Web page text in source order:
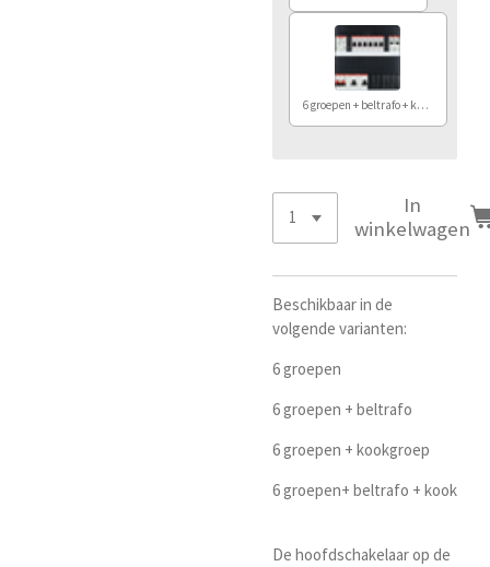
6 groepen + beltrafo + kookgroep
In
winkelwagen
Beschikbaar in de
volgende varianten:
6 groepen
6 groepen + beltrafo
6 groepen + kookgroep
6 groepen+ beltrafo + kook
De hoofdschakelaar op de